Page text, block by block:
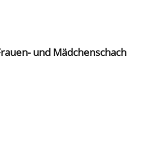
und Mädchenschach